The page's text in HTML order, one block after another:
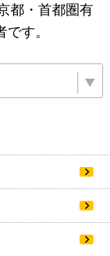
都・首都圏有
す。